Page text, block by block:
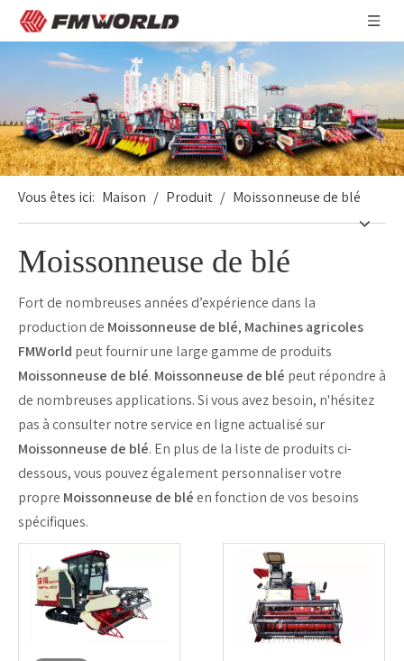
Vous êtes ici: Maison / Produit / Moissonneuse de blé
Moissonneuse de blé
Fort de nombreuses années d’expérience dans la
production de Moissonneuse de blé, Machines agricoles
FMWorld peut fournir une large gamme de produits
Moissonneuse de blé. Moissonneuse de blé peut répondre à
de nombreuses applications. Si vous avez besoin, n'hésitez
pas à consulter notre service en ligne actualisé sur
Moissonneuse de blé. En plus de la liste de produits ci-
dessous, vous pouvez également personnaliser votre
propre Moissonneuse de bléen fonction de vos besoins
spécifiques.